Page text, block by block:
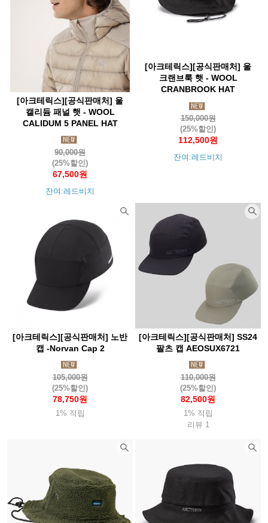
[아크테릭스][공식판매처] 울
캘리듐 패널 햇 - WOOL
CALIDUM 5 PANEL HAT
90,000원
(25%할인)
67,500원
잔여:레드비치
[아크테릭스][공식판매처] 울
크랜브룩 햇 - WOOL
CRANBROOK HAT
150,000원
(25%할인)
112,500원
잔여:레드비치
[아크테릭스][공식판매처] 노반
캡 -Norvan Cap 2
105,000원
(25%할인)
78,750원
1% 적립
[아크테릭스][공식판매처] SS24
팔츠 캡 AEOSUX6721
110,000원
(25%할인)
82,500원
1% 적립
리뷰 1